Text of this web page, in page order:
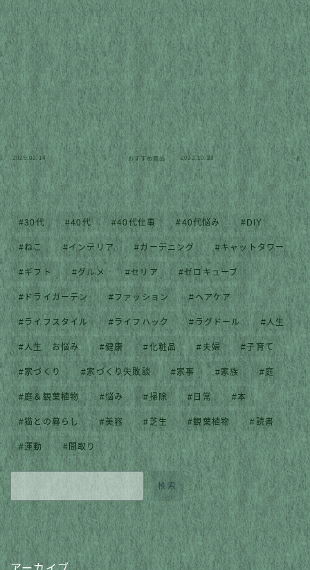
2025.03.14 おすすめ商品 2023.10.28 おす
30代 40代 40代仕事 40代悩み DIY
ねこ インテリア ガーデニング キャットタワー
ギフト グルメ セリア ゼロキューブ
ドライガーデン ファッション ヘアケア
ライフスタイル ライフハック ラグドール 人生
人生 お悩み 健康 化粧品 夫婦 子育て
家づくり 家づくり失敗談 家事 家族 庭
庭＆観葉植物 悩み 掃除 日常 本
猫との暮らし 美容 芝生 観葉植物 読書
運動 間取り
検索